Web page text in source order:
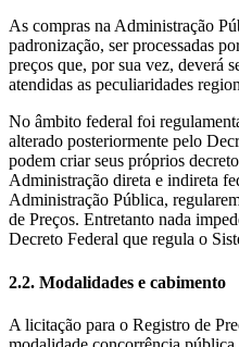
As compras na Administração
padronização, ser processadas
preços que, por sua vez, deverá
atendidas as peculiaridades
No âmbito federal foi
alterado posteriormente pelo
podem criar seus próprios
Administração direta e indireta
Administração Pública,
de Preços. Entretanto nada
Decreto Federal que regula o
2.2. Modalidades e cabimento
A licitação para o Registro de